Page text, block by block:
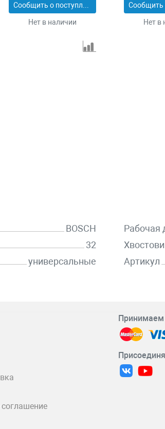
Сообщить о поступлении
Нет в наличии Нет в
BOSCH
32
универсальные
Рабочая
Артикул
Принимаем